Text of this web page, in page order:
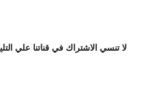
لا تنسي الاشتراك في قناتنا علي